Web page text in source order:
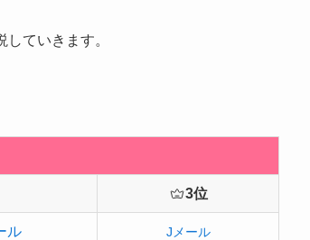
ていきます。
3位
ル Jメール